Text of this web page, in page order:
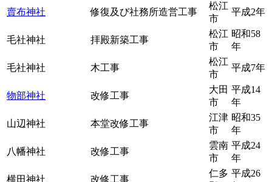
賣布神社 修復及び社務所造営工事
松江
市
平成2年
毛社神社 拝殿新築工事
松江
市
昭和58
年
毛社神社 木工事
松江
市
平成7年
物部神社 改修工事
大田
市
平成14
年
山辺神社 本堂改修工事
江津
市
昭和35
年
八幡神社 改修工事
雲南
市
平成24
年
横田神社 改修工事
仁多 平成26